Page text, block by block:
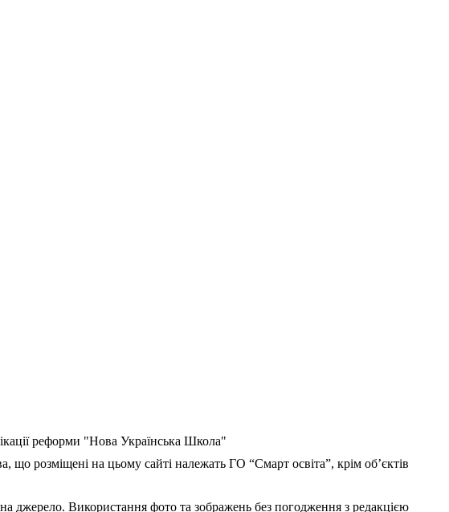
реформи "Нова Українська Школа"
що розміщені на цьому сайті належать ГО “Смарт освіта”, крім об’єктів
джерело. Використання фото та зображень без погодження з редакцією